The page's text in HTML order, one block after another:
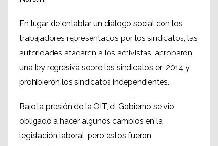
En lugar de entablar un diálogo social con los
trabajadores representados por los sindicatos, las
autoridades atacaron a los activistas, aprobaron
una ley regresiva sobre los sindicatos en 2014 y
prohibieron los sindicatos independientes.
Bajo la presión de la OIT, el Gobierno se vio
obligado a hacer algunos cambios en la
legislación laboral, pero estos fueron